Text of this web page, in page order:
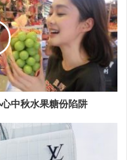
中秋水果糖份陷阱